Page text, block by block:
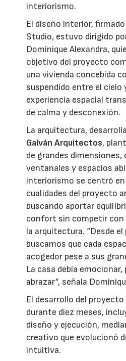
interiorismo.
El diseño interior,
Studio, estuvo dirigido
Dominique Alexandra,
objetivo del proyecto
una vivienda concebida
suspendido entre el cielo
experiencia espacial
de calma y desconexión.
La arquitectura,
Galván Arquitectos,
de grandes dimensiones,
ventanales y espacios
interiorismo se centró
cualidades del proyecto
buscando aportar
confort sin competir con
la arquitectura. “Desde el
buscamos que cada
acogedor pese a sus
La casa debía
abrazar”, señala
El desarrollo del
durante diez meses,
diseño y ejecución,
creativo que evolucionó
intuitiva.